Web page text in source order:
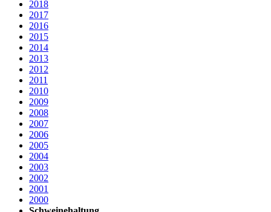
2018
2017
2016
2015
2014
2013
2012
2011
2010
2009
2008
2007
2006
2005
2004
2003
2002
2001
2000